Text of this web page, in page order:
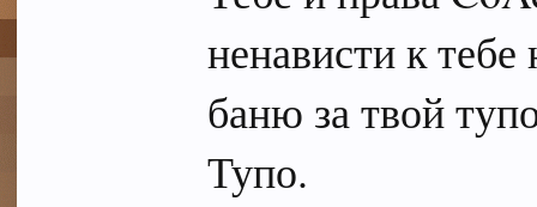
ненависти к
баню за твой
Тупо.